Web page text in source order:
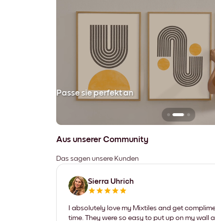
Passe sie perfekt an
Aus unserer Community
Das sagen unsere Kunden
Sierra Uhrich
I absolutely love my Mixtiles and get
time. They were so easy to put up on my wall